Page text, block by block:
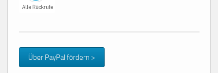
Über PayPal fördern >